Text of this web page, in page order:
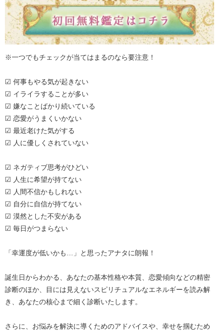
※一つでもチェックが当てはまるのなら要注意！
☑ 何事もやる気が起きない
☑ イライラすることが多い
☑ 嫌なことばかり続いている
☑ 恋愛がうまくいかない
☑ 最近老けた気がする
☑ 人に優しくされていない
☑ ネガティブ思考がひどい
☑ 人生に希望が持てない
☑ 人間不信かもしれない
☑ 自分に自信が持てない
☑ 漠然とした不安がある
☑ 毎日がつまらない
「幸運度が低いかも…」と思ったアナタに朗報！
誕生日からわかる、あなたの基本性格や本質、恋愛傾向などの精密
診断のほか、目には見えないスピリチュアルなエネルギーを読み解
き、あなたの核心まで細く診断いたします。
さらに、お悩みを解決に導くためのアドバイスや、幸せを掴むため